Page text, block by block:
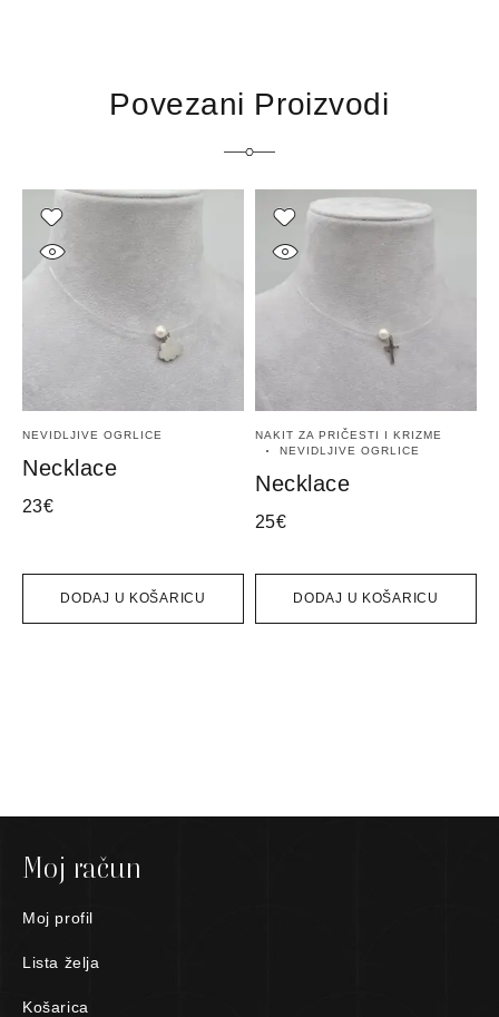
Povezani Proizvodi
DODAJ U KOŠARICU
NEVIDLJIVE OGRLICE
Necklace
23€
DODAJ U KOŠARICU
NAKIT ZA PRIČESTI I KRIZME
NEVIDLJIVE OGRLICE
Necklace
25€
Moj račun
Moj profil
Lista želja
Košarica